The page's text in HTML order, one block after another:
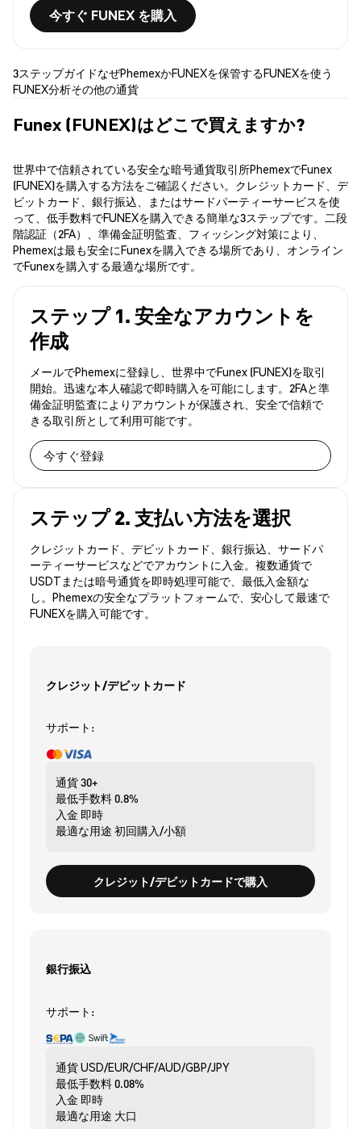
今すぐ FUNEX を購入
3ステップガイドなぜPhemexかFUNEXを保管するFUNEXを使う
FUNEX分析その他の通貨
Funex (FUNEX)はどこで買えますか?
世界中で信頼されている安全な暗号通貨取引所PhemexでFunex
(FUNEX)を購入する方法をご確認ください。クレジットカード、デ
ビットカード、銀行振込、またはサードパーティーサービスを使
って、低手数料でFUNEXを購入できる簡単な3ステップです。二段
階認証（2FA）、準備金証明監査、フィッシング対策により、
Phemexは最も安全にFunexを購入できる場所であり、オンライン
でFunexを購入する最適な場所です。
ステップ 1. 安全なアカウントを
作成
メールでPhemexに登録し、世界中でFunex (FUNEX)を取引
開始。迅速な本人確認で即時購入を可能にします。2FAと準
備金証明監査によりアカウントが保護され、安全で信頼で
きる取引所として利用可能です。
今すぐ登録
ステップ 2. 支払い方法を選択
クレジットカード、デビットカード、銀行振込、サードパ
ーティーサービスなどでアカウントに入金。複数通貨で
USDTまたは暗号通貨を即時処理可能で、最低入金額な
し。Phemexの安全なプラットフォームで、安心して最速で
FUNEXを購入可能です。
クレジット/デビットカード
サポート:
通貨30+
最低手数料0.8%
入金 即時
最適な用途 初回購入/小額
クレジット/デビットカードで購入
銀行振込
サポート:
通貨USD/EUR/CHF/AUD/GBP/JPY
最低手数料0.08%
入金 即時
最適な用途 大口